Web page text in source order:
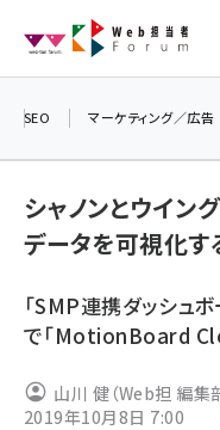
ン
ai (2814)
note (2317)
SEO マーケティング／広告
シャノンとウイン
データを可視化す
「SMP連携ダッシュ
で「MotionBoard
山川 健（Web担 編集
2019年10月8日 7:00